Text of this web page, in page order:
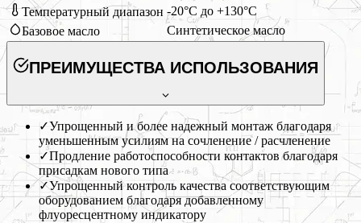
Температурный диапазон -20°C до +130°C
Базовое масло
Синтетическое масло
ПРЕИМУЩЕСТВА ИСПОЛЬЗОВАНИЯ
✓Упрощенный и более надежный монтаж благодаря
уменьшенным усилиям на сочленение / расчленение
✓Продление работоспособности контактов благодаря
присадкам нового типа
✓Упрощенный контроль качества соответствующим
оборудованием благодаря добавленному
флуоресцентному индикатору